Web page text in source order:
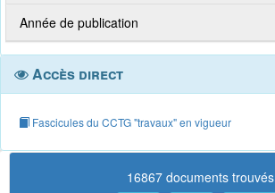
Année de publication
Accès direct
Fascicules du CCTG "travaux" en vigueur
16867 documents trouvés